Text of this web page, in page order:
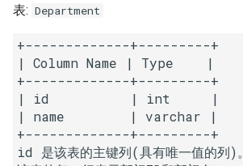
15. 二进制中 1 的个数
16. 数值的整数次方
17. 打印从 1 到最大的 n 位数
13. 二维子矩阵的和
14. 字符串中的变位词
15. 字符串中的所有变位词
2.5. 链表求和
2.6. 回文链表
2.7. 链表相交
表: Department
+-------------+---------+
| Column Name | Type    |
+-------------+---------+
| id          | int     |
| name        | varchar |
+-------------+---------+
id 是该表的主键列(具有唯一值的列)。